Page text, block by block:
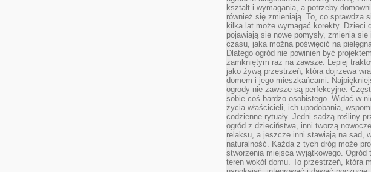
kształt i wymagania, a potrzeby
również się zmieniają. To, co sprawdza
kilka lat może wymagać korekty. Dzieci
pojawiają się nowe pomysły, zmienia się
czasu, jaką można poświęcić na
Dlatego ogród nie powinien być projektem
zamkniętym raz na zawsze. Lepiej
jako żywą przestrzeń, która dojrzewa
domem i jego mieszkańcami.
ogrody nie zawsze są perfekcyjne.
sobie coś bardzo osobistego. Widać w
życia właścicieli, ich upodobania,
codzienne rytuały. Jedni sadzą rośliny
ogród z dzieciństwa, inni tworzą
relaksu, a jeszcze inni stawiają na sad,
naturalność. Każda z tych dróg może
stworzenia miejsca wyjątkowego. Ogród
teren wokół domu. To przestrzeń, która